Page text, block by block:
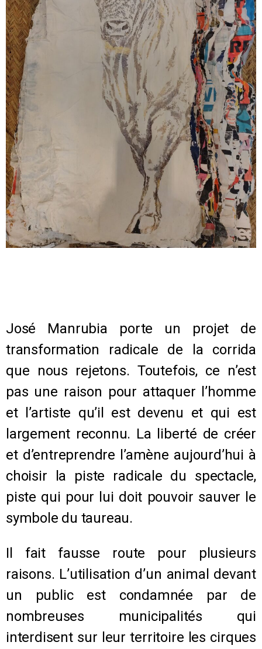
José Manrubia porte un projet de
transformation radicale de la corrida
que nous rejetons. Toutefois, ce n’est
pas une raison pour attaquer l’homme
et l’artiste qu’il est devenu et qui est
largement reconnu. La liberté de créer
et d’entreprendre l’amène aujourd’hui à
choisir la piste radicale du spectacle,
piste qui pour lui doit pouvoir sauver le
symbole du taureau.
Il fait fausse route pour plusieurs
raisons. L’utilisation d’un animal devant
un public est condamnée par de
nombreuses municipalités qui
interdisent sur leur territoire les cirques